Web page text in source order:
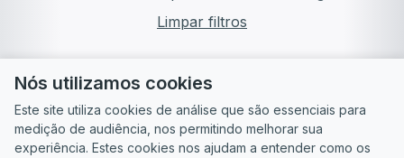
Limpar filtros
Nós utilizamos cookies
Este site utiliza cookies de análise que são essenciais para
medição de audiência, nos permitindo melhorar sua
experiência. Estes cookies nos ajudam a entender como os